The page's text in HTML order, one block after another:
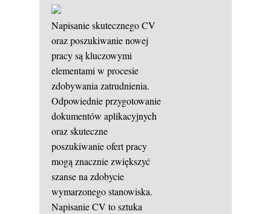
Napisanie skutecznego CV
oraz poszukiwanie nowej
pracy są kluczowymi
elementami w procesie
zdobywania zatrudnienia.
Odpowiednie przygotowanie
dokumentów aplikacyjnych
oraz skuteczne
poszukiwanie ofert pracy
mogą znacznie zwiększyć
szanse na zdobycie
wymarzonego stanowiska.
Napisanie CV to sztuka